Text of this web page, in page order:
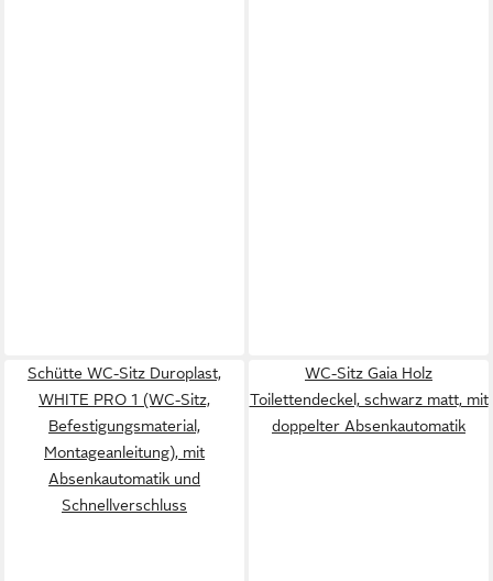
Schütte WC-Sitz Duroplast,
WHITE PRO 1 (WC-Sitz,
Befestigungsmaterial,
Montageanleitung), mit
Absenkautomatik und
Schnellverschluss
WC-Sitz Gaia Holz
Toilettendeckel, schwarz matt, mit
doppelter Absenkautomatik